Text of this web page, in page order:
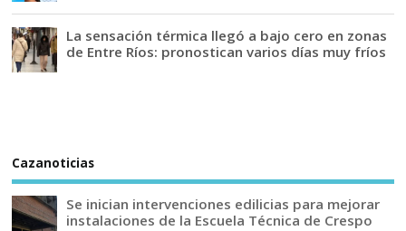
La sensación térmica llegó a bajo cero en zonas
de Entre Ríos: pronostican varios días muy fríos
Cazanoticias
Se inician intervenciones edilicias para mejorar
instalaciones de la Escuela Técnica de Crespo